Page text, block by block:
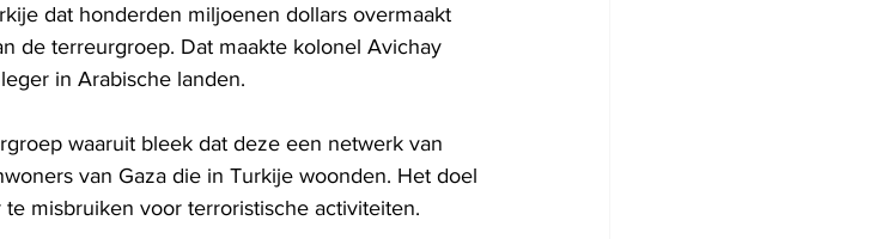
dat honderden miljoenen dollars overmaakt
de terreurgroep. Dat maakte kolonel Avichay
in Arabische landen.
waaruit bleek dat deze een netwerk van
van Gaza die in Turkije woonden. Het doel
misbruiken voor terroristische activiteiten.